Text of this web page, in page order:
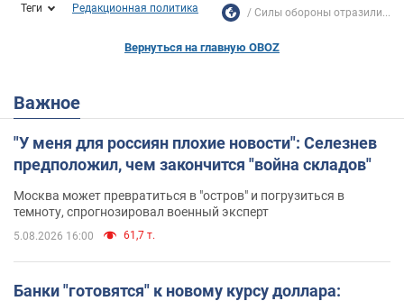
Теги Редакционная политика Силы обороны отразили...
Вернуться на главную OBOZ
Важное
"У меня для россиян плохие новости": Селезнев
предположил, чем закончится "война складов"
Москва может превратиться в "остров" и погрузиться в
темноту, спрогнозировал военный эксперт
5.08.2026 16:00 61,7 т.
Банки "готовятся" к новому курсу доллара: